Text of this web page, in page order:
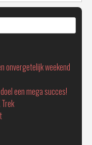
onvergetelijk weekend
een mega succes!